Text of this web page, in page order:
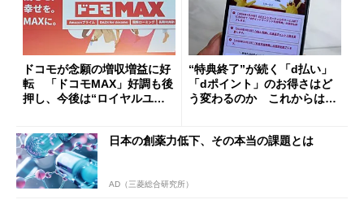
ドコモが念願の増収増益に好
転 「ドコモMAX」好調も後
押し、今後は“ロイヤルユー
“特典終了”が続く「d払い」
「dポイント」のお得さはど
う変わるのか これからは
日本の創薬力低下、その本当の課題とは
AD（三菱総合研究所）